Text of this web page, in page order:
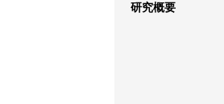
研究概要